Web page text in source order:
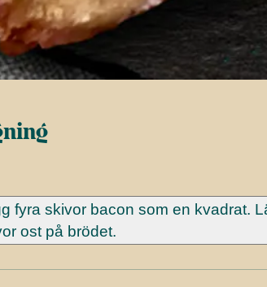
fyra skivor bacon som en kvadrat.
ost på brödet.